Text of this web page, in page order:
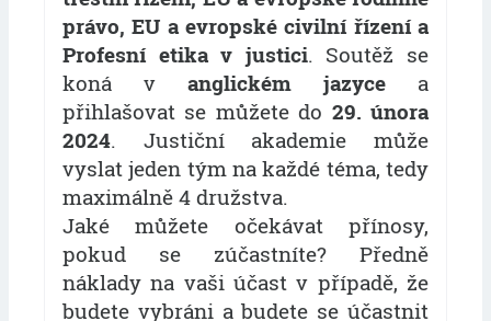
právo, EU a evropské civilní řízení a
Profesní etika v justici. Soutěž se
koná v anglickém jazyce a
přihlašovat se můžete do 29. února
2024. Justiční akademie může
vyslat jeden tým na každé téma, tedy
maximálně 4 družstva.
Jaké můžete očekávat přínosy,
pokud se zúčastníte? Předně
náklady na vaši účast v případě, že
budete vybráni a budete se účastnit